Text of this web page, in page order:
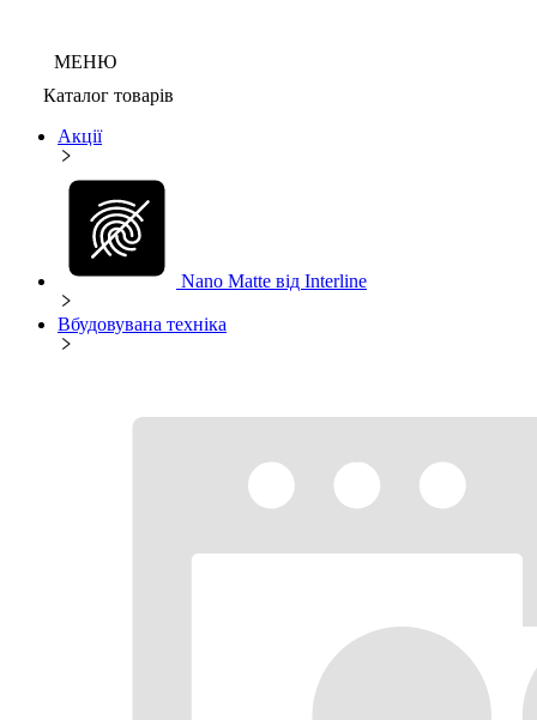
МЕНЮ
Каталог товарів
Акції
Nano Matte від Interline
Вбудовувана техніка